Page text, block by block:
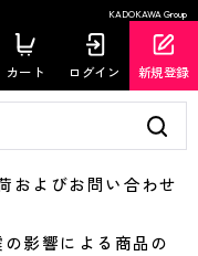
KADOKAWA Group
カート ログイン 新規登録
よびお問い合わせ
影響による商品の